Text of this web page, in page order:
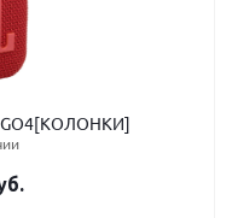
GO4[КОЛОНКИ]